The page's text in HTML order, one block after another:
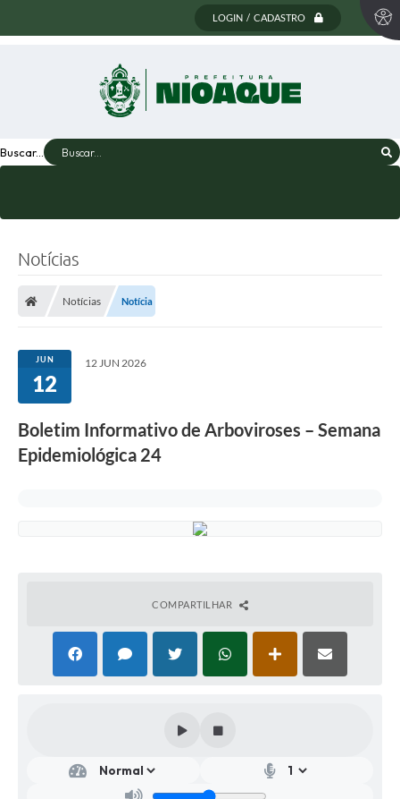
LOGIN / CADASTRO
Buscar...
Notícias
Notícias Notícia
JUN
12
12 JUN 2026
Boletim Informativo de Arboviroses – Semana
Epidemiológica 24
COMPARTILHAR